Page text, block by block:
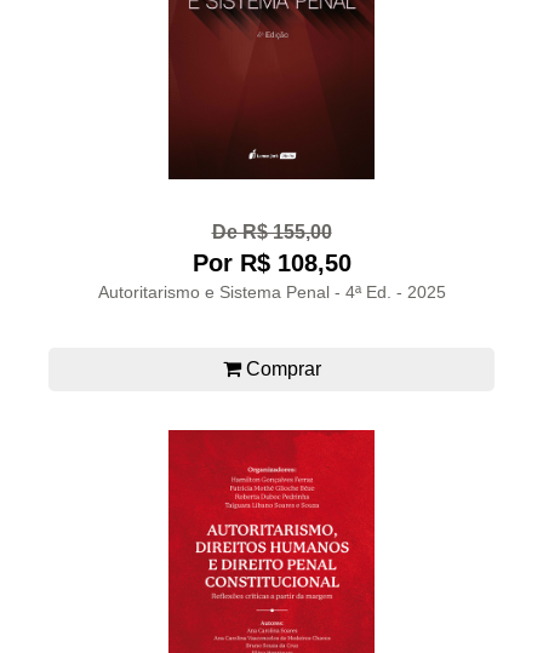
De R$ 155,00
Por R$ 108,50
Autoritarismo e Sistema Penal - 4ª Ed. - 2025
Comprar